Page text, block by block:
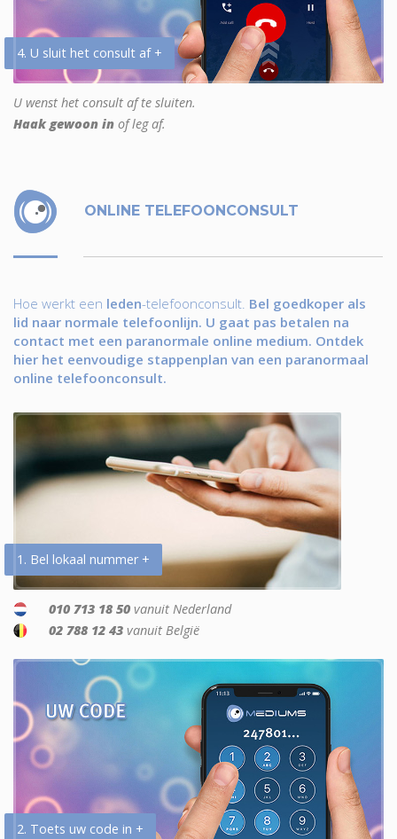
4. U sluit het consult af +
U wenst het consult af te sluiten.
Haak gewoon in of leg af.
ONLINE TELEFOONCONSULT
Hoe werkt een leden-telefoonconsult. Bel goedkoper als
lid naar normale telefoonlijn. U gaat pas betalen na
contact met een paranormale online medium. Ontdek
hier het eenvoudige stappenplan van een paranormaal
online telefoonconsult.
1. Bel lokaal nummer +
010 713 18 50 vanuit Nederland
02 788 12 43 vanuit België
2. Toets uw code in +